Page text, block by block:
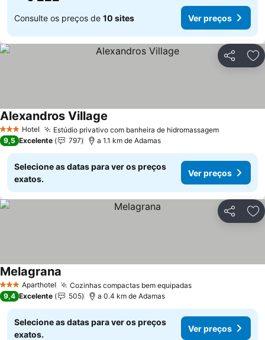
Consulte os preços de 10 sites Ver preços
Partilhar
3 EstrelasHotel Estúdio privativo com banheira de hidromassagem
Alexandros Village
9,5 Excelente 797 a 1.1 km de Adamas
Selecione as datas para ver os preços
exatos.
Ver preços
Partilhar
3 EstrelasAparthotel Cozinhas compactas bem equipadas
Melagrana
9,4 Excelente 505 a 0.4 km de Adamas
Selecione as datas para ver os preços
exatos.
Ver preços